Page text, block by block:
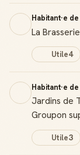
Habitant·e
La
Utile4
Habitant·e
Jardins de
Groupon
Utile3